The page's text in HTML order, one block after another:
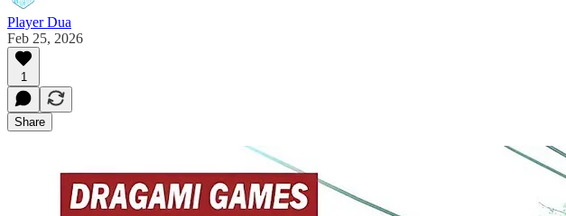
Player Dua
Feb 25, 2026
1
Share